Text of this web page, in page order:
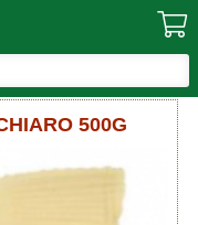
500G